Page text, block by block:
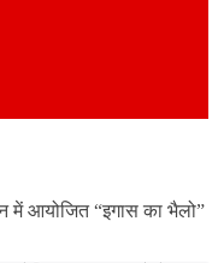
में आयोजित “इगास का भैलो”